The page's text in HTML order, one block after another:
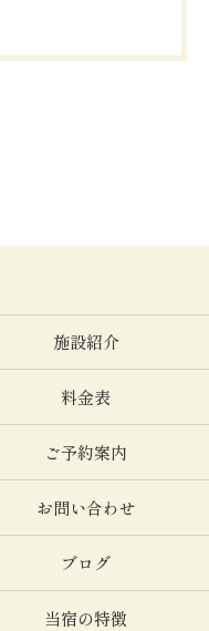
施設紹介
料金表
ご予約案内
お問い合わせ
ブログ
当宿の特徴